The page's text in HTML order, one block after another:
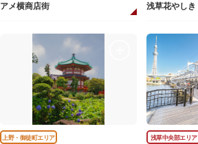
アメ横商店街 浅草花やしき
上野・御徒町エリア 浅草中央部エリア